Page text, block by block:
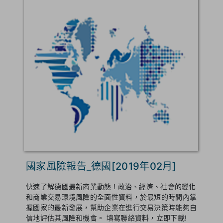
國家風險報告_德國[2019年02月]
快速了解德國最新商業動態 ! 政治、經濟、社會的變化
和商業交易環境風險的全面性資料，於最短的時間內掌
握國家的最新發展，幫助企業在進行交易決策時能夠自
信地評估其風險和機會。 填寫聯絡資料，立即下載!